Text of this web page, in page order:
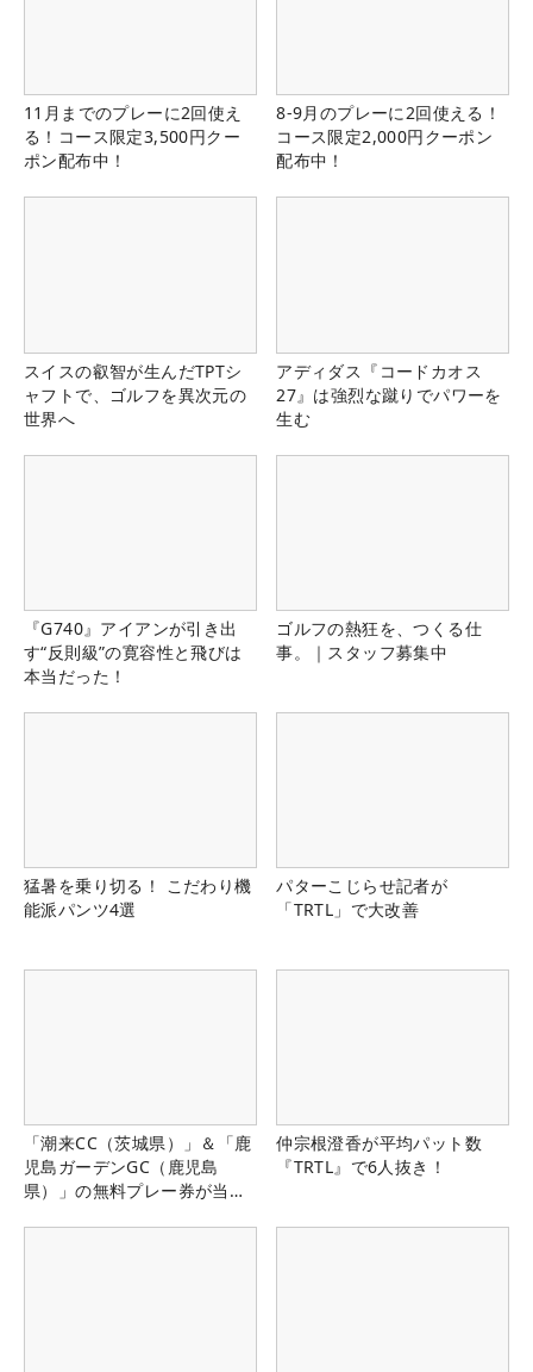
11月までのプレーに2回使え
る！コース限定3,500円クー
ポン配布中！
8-9月のプレーに2回使える！
コース限定2,000円クーポン
配布中！
スイスの叡智が生んだTPTシ
ャフトで、ゴルフを異次元の
世界へ
アディダス『コードカオス
27』は強烈な蹴りでパワーを
生む
『G740』アイアンが引き出
す“反則級”の寛容性と飛びは
本当だった！
ゴルフの熱狂を、つくる仕
事。｜スタッフ募集中
猛暑を乗り切る！ こだわり機
能派パンツ4選
パターこじらせ記者が
「TRTL」で大改善
「潮来CC（茨城県）」＆「鹿
児島ガーデンGC（鹿児島
県）」の無料プレー券が当た
仲宗根澄香が平均パット数
『TRTL』で6人抜き！